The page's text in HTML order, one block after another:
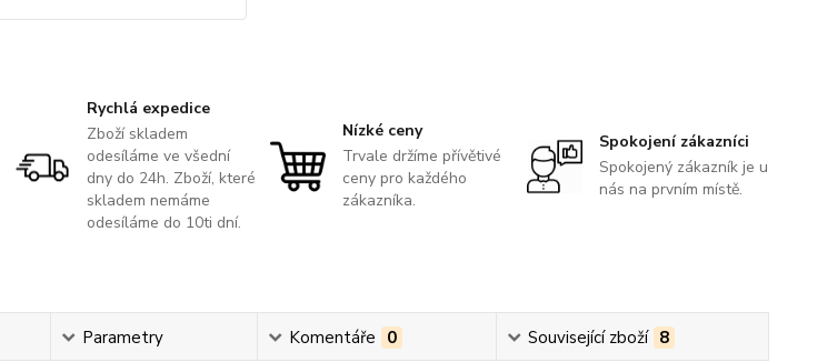
Rychlá expedice
Zboží skladem
odesíláme ve všední
dny do 24h. Zboží, které
skladem nemáme
odesíláme do 10ti dní.
Nízké ceny
Trvale držíme přívětivé
ceny pro každého
zákazníka.
Spokojení zákazníci
Spokojený zákazník je u
nás na prvním místě.
Parametry Komentáře 0 Související zboží 8